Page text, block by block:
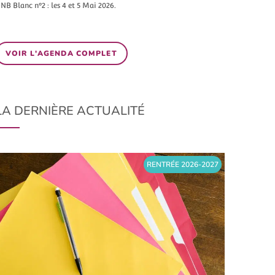
Blanc n°2 : les 4 et 5 Mai 2026.
VOIR L'AGENDA COMPLET
DERNIÈRE ACTUALITÉ
RENTRÉE 2026-2027